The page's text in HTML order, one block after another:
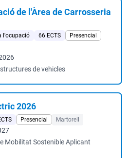
de l'Àrea de Carrosseria
l'ocupació 66 ECTS
Presencial
de vehicles
2026
Presencial Martorell
Mobilitat Sostenible Aplicant